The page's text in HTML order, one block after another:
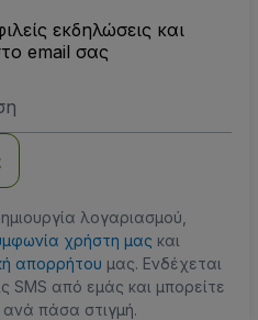
εκδηλώσεις και
email σας
λογαριασμού,
χρήστη μας και
απορρήτου μας. Ενδέχεται
SMS από εμάς και μπορείτε
ανά πάσα στιγμή.